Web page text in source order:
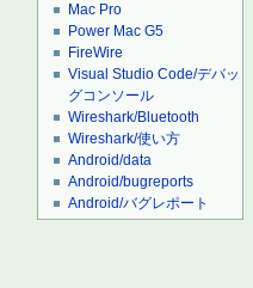
Mac Pro
Power Mac G5
FireWire
Visual Studio Code/デバッ
グコンソール
Wireshark/Bluetooth
Wireshark/使い方
Android/data
Android/bugreports
Android/バグレポート